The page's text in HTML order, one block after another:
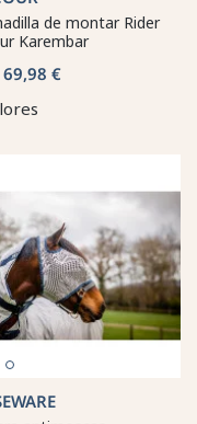
de montar Rider
Karembar
69,98 €